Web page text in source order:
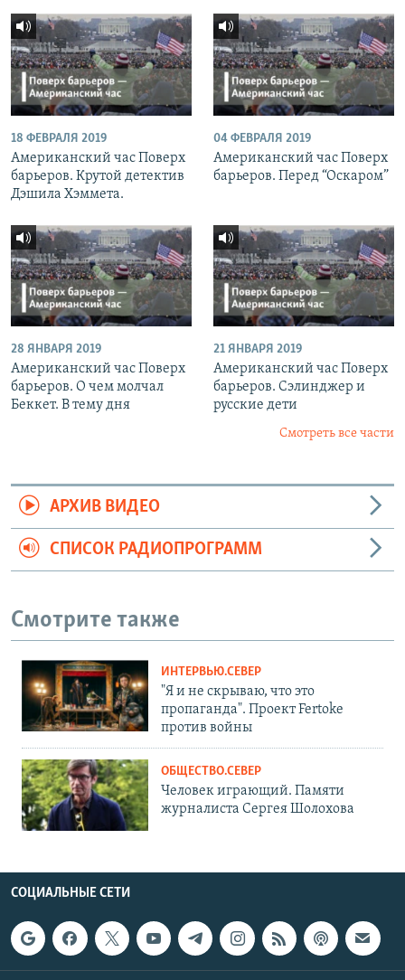
18 ФЕВРАЛЯ 2019
Американский час Поверх
барьеров. Крутой детектив
Дэшила Хэммета.
04 ФЕВРАЛЯ 2019
Американский час Поверх
барьеров. Перед “Оскаром”
28 ЯНВАРЯ 2019
Американский час Поверх
барьеров. О чем молчал
Беккет. В тему дня
21 ЯНВАРЯ 2019
Американский час Поверх
барьеров. Сэлинджер и
русские дети
Смотреть все части
АРХИВ ВИДЕО
СПИСОК РАДИОПРОГРАММ
Смотрите также
ИНТЕРВЬЮ.СЕВЕР
"Я и не скрываю, что это
пропаганда". Проект Fertoke
против войны
ОБЩЕСТВО.СЕВЕР
Человек играющий. Памяти
журналиста Сергея Шолохова
СОЦИАЛЬНЫЕ СЕТИ